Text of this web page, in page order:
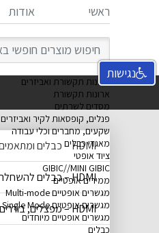
ראשי אודות
ארונות תקשורת ואביזרים
ארונות תקשורת
מסדים לשרתים
פנלים, קופסאות לקיר ואביזרים
שקעים, מחברים וכלי עבודה
מאגדי כבלים
ציוד אופטי
GIBIC//MINI GIBIC
ממירים אופטיים
מגשרים אופטיים Multi-mode
מגשרים אופטיים Single Mode
מגשרים אופטיים מיוחדים
כבלים
HDMI – כבלים ומתאמים
HDMI – כבלים להשחלה וללחיצה
HDMI – מפצלים, בוררים וממירים
נגישות